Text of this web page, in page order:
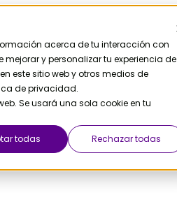
acerca de tu interacción con
y personalizar tu experiencia de
este sitio web y otros medios de
de privacidad.
Se usará una sola cookie en tu
todas Rechazar todas